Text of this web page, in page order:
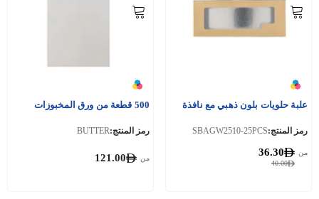
علبة حلويات بلون ذهبي مع نافذة
رمز المنتج:SBAGW2510-25PCS
40.00
من 36.30
500 قطعة من ورق المخبوزات
رمز المنتج:BUTTER
من 121.00